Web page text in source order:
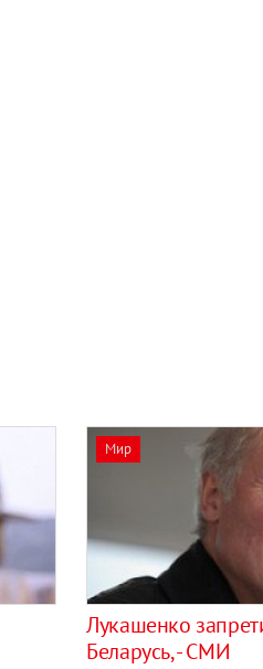
Мир
Лукашенко
Беларусь, - СМИ